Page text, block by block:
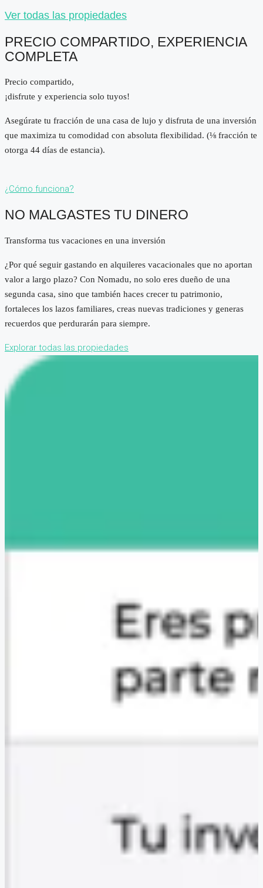
Ver todas las propiedades
PRECIO COMPARTIDO, EXPERIENCIA
COMPLETA
Precio compartido,
¡disfrute y experiencia solo tuyos!
Asegúrate tu fracción de una casa de lujo y disfruta de una inversión
que maximiza tu comodidad con absoluta flexibilidad. (⅛ fracción te
otorga 44 días de estancia).
¿Cómo funciona?
NO MALGASTES TU DINERO
Transforma tus vacaciones en una inversión
¿Por qué seguir gastando en alquileres vacacionales que no aportan
valor a largo plazo? Con Nomadu, no solo eres dueño de una
segunda casa, sino que también haces crecer tu patrimonio,
fortaleces los lazos familiares, creas nuevas tradiciones y generas
recuerdos que perdurarán para siempre.
Explorar todas las propiedades